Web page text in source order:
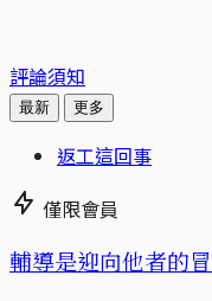
評論須知
最新 更多
返工這回事
僅限會員
輔導是迎向他者的